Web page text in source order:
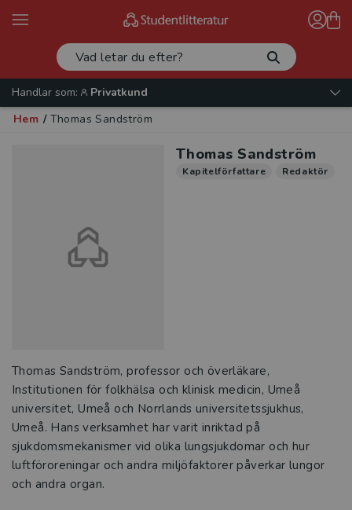
Handlar som:
Privatkund
Hem / Thomas Sandström
Thomas Sandström
Kapitelförfattare Redaktör
Thomas Sandström, professor och överläkare,
Institutionen för folkhälsa och klinisk medicin, Umeå
universitet, Umeå och Norrlands universitetssjukhus,
Umeå. Hans verksamhet har varit inriktad på
sjukdomsmekanismer vid olika lungsjukdomar och hur
luftföroreningar och andra miljöfaktorer påverkar lungor
och andra organ.